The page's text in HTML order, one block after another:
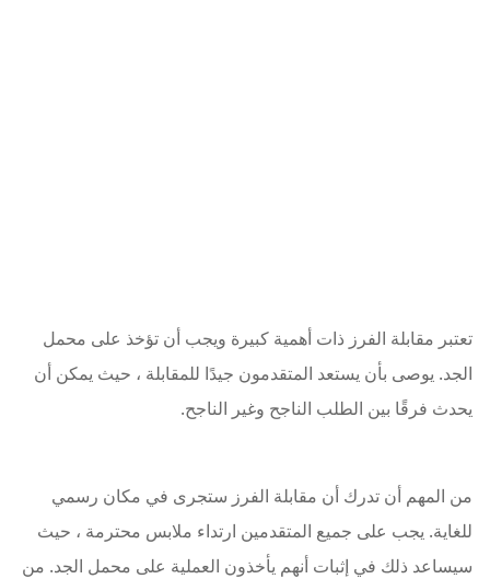
تعتبر مقابلة الفرز ذات أهمية كبيرة ويجب أن تؤخذ على محمل
الجد. يوصى بأن يستعد المتقدمون جيدًا للمقابلة ، حيث يمكن أن
يحدث فرقًا بين الطلب الناجح وغير الناجح.
من المهم أن تدرك أن مقابلة الفرز ستجرى في مكان رسمي
للغاية. يجب على جميع المتقدمين ارتداء ملابس محترمة ، حيث
سيساعد ذلك في إثبات أنهم يأخذون العملية على محمل الجد. من